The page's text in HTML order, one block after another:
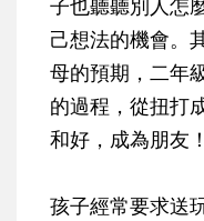
子也聽聽別人怎
己想法的機會。
母的預期，二年
的過程，從扭打
和好，成為朋友！
孩子經常要求送